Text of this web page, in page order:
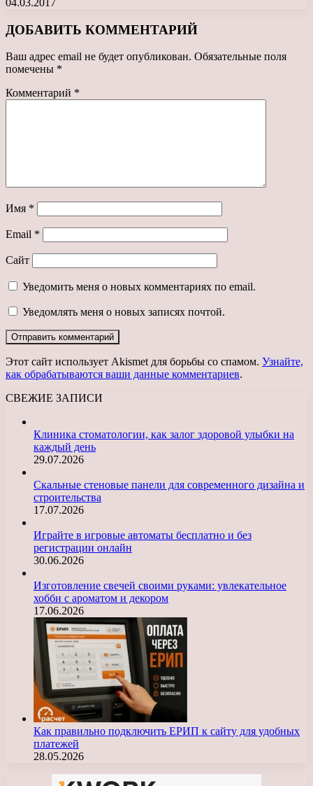
ДОБАВИТЬ КОММЕНТАРИЙ
Ваш адрес email не будет опубликован. Обязательные поля
помечены *
Комментарий *
Имя *
Email *
Сайт
Уведомить меня о новых комментариях по email.
Уведомлять меня о новых записях почтой.
Этот сайт использует Akismet для борьбы со спамом. Узнайте,
как обрабатываются ваши данные комментариев.
СВЕЖИЕ ЗАПИСИ
Клиника стоматологии, как залог здоровой улыбки на
каждый день
29.07.2026
Скальные стеновые панели для современного дизайна и
строительства
17.07.2026
Играйте в игровые автоматы бесплатно и без
регистрации онлайн
30.06.2026
Изготовление свечей своими руками: увлекательное
хобби с ароматом и декором
17.06.2026
Как правильно подключить ЕРИП к сайту для удобных
платежей
28.05.2026